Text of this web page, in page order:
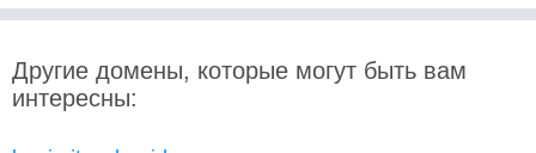
Другие домены, которые могут быть вам
интересны: